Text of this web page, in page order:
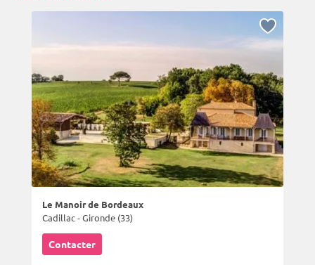
Le Manoir de Bordeaux
Cadillac - Gironde (33)
Contacter